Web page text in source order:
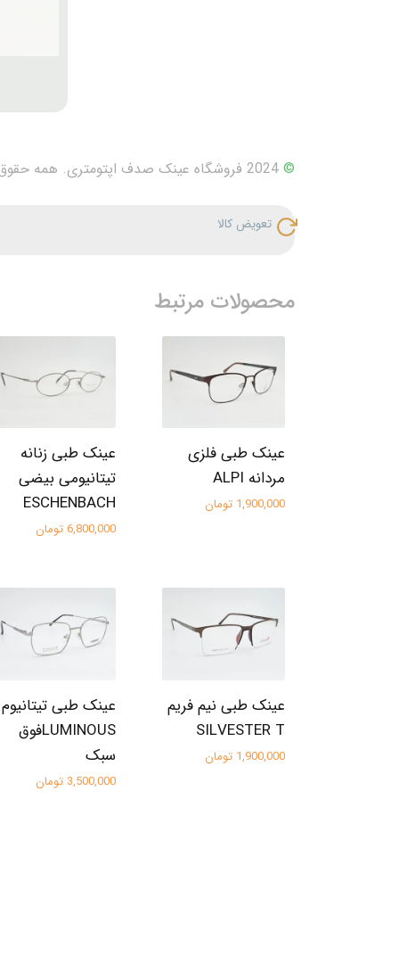
©
تعویض کالا
محصولات مرتبط
عینک طبی فلزی
مردانه ALPI
1,900,000 تومان
عینک طبی زنانه
تیتانیومی بیضی
ESCHENBACH
6,800,000 تومان
عینک طبی نیم فریم
SILVESTER T
1,900,000 تومان
عینک طبی تیتانیوم
LUMINOUSفوق
سبک
3,500,000 تومان